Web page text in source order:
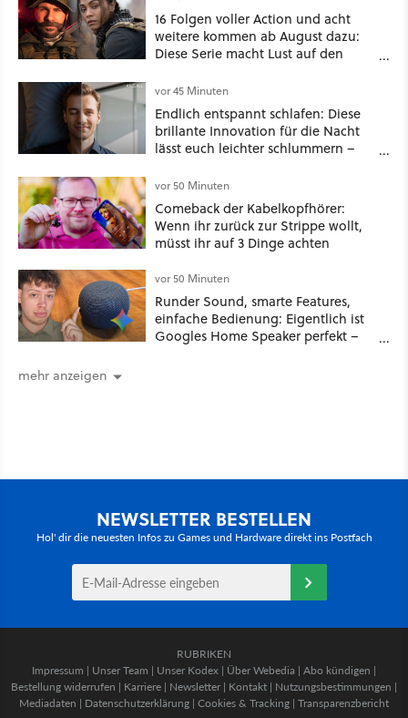
16 Folgen voller Action und acht
weitere kommen ab August dazu:
Diese Serie macht Lust auf den
vor 45 Minuten
Endlich entspannt schlafen: Diese
brillante Innovation für die Nacht
lässt euch leichter schlummern –
vor 50 Minuten
Comeback der Kabelkopfhörer:
Wenn ihr zurück zur Strippe wollt,
müsst ihr auf 3 Dinge achten
vor 50 Minuten
Runder Sound, smarte Features,
einfache Bedienung: Eigentlich ist
Googles Home Speaker perfekt –
mehr anzeigen
NEWSLETTER BESTELLEN
Hol' dir die neuesten Infos zu Games und Hardware direkt ins Postfach
RUBRIKEN
Impressum | Unser Team | Unser Kodex | Über Webedia | Abo kündigen |
Bestellung widerrufen | Karriere | Newsletter | Kontakt | Nutzungsbestimmungen |
Mediadaten | Datenschutzerklärung | Cookies & Tracking | Transparenzbericht